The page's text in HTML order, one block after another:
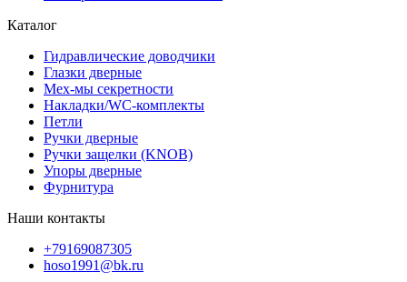
Каталог
Гидравлические доводчики
Глазки дверные
Мех-мы секретности
Накладки/WC-комплекты
Петли
Ручки дверные
Ручки защелки (KNOB)
Упоры дверные
Фурнитура
Наши контакты
+79169087305
hoso1991@bk.ru